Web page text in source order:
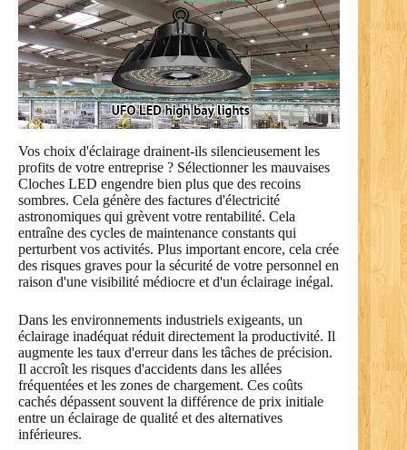
Vos choix d'éclairage drainent-ils silencieusement les
profits de votre entreprise ? Sélectionner les mauvaises
Cloches LED engendre bien plus que des recoins
sombres. Cela génère des factures d'électricité
astronomiques qui grèvent votre rentabilité. Cela
entraîne des cycles de maintenance constants qui
perturbent vos activités. Plus important encore, cela crée
des risques graves pour la sécurité de votre personnel en
raison d'une visibilité médiocre et d'un éclairage inégal.
Dans les environnements industriels exigeants, un
éclairage inadéquat réduit directement la productivité. Il
augmente les taux d'erreur dans les tâches de précision.
Il accroît les risques d'accidents dans les allées
fréquentées et les zones de chargement. Ces coûts
cachés dépassent souvent la différence de prix initiale
entre un éclairage de qualité et des alternatives
inférieures.